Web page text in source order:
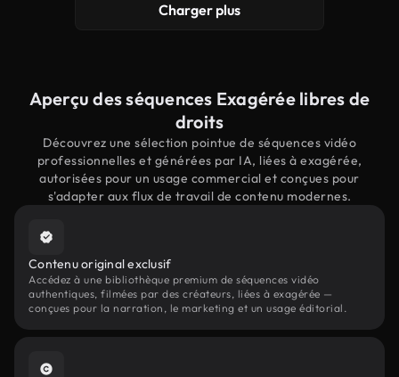
Charger plus
Aperçu des séquences Exagérée libres de
droits
Découvrez une sélection pointue de séquences vidéo
professionnelles et générées par IA, liées à exagérée,
autorisées pour un usage commercial et conçues pour
s'adapter aux flux de travail de contenu modernes.
Contenu original exclusif
Accédez à une bibliothèque premium de séquences vidéo
authentiques, filmées par des créateurs, liées à exagérée —
conçues pour la narration, le marketing et un usage éditorial.